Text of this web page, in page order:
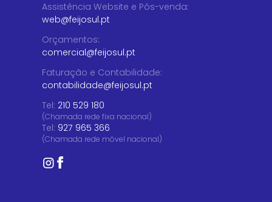
Assistência Website e Pós-venda:
web@feijosul.pt
Orçamentos:
comercial@feijosul.pt
Faturação e Contabilidade:
contabilidade@feijosul.pt
Tel: 210 529 180
(Chamada rede fixa nacional)
Tel: 927 965 366
(Chamada rede móvel nacional)